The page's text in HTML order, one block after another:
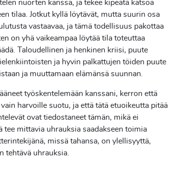
nuorten kanssa, ja tekee kipeätä katsoa
tilaa. Jotkut kyllä löytävät, mutta suurin osa
vastaavaa, ja tämä todellisuus pakottaa
on yhä vaikeampaa löytää tila toteuttaa
Taloudellinen ja henkinen kriisi, puute
ja hyvin palkattujen töiden puute
ja muuttamaan elämänsä suunnan.
työskentelemään kanssani, kerron että
harvoille suotu, ja että tätä etuoikeutta pitää
ovat tiedostaneet tämän, mikä ei
tee mittavia uhrauksia saadakseen toimia
missä tahansa, on ylellisyyttä,
tehtävä uhrauksia.